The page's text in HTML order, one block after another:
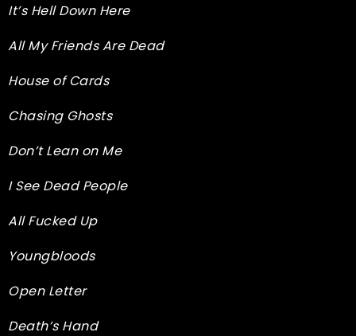
It’s Hell Down Here
All My Friends Are Dead
House of Cards
Chasing Ghosts
Don’t Lean on Me
I See Dead People
All Fucked Up
Youngbloods
Open Letter
Death’s Hand